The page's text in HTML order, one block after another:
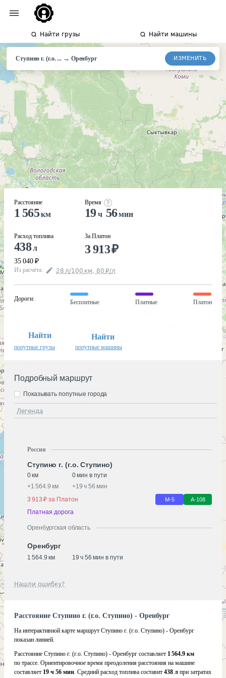
Найти грузы Найти машины
Ступино г. (г.о. ... → Оренбург ИЗМЕНИТЬ
Расстояние
1 565км
Расход топлива
438л
35 040 ₽
Время
19ч 56мин
За Платон
3 913₽
Из расчёта: 28 л/100 км, 80 ₽/л
Дороги:
Бесплатные Платные Платон
Найти
попутные грузы
Найти
попутные машины
Подробный маршрут
Легенда
Показывать попутные города
Россия
Ступино г. (г.о. Ступино)
0 км
0 мин в пути
+1 564.9 км +19 ч 56 мин
3 913 ₽ за Платон
М-5 А-108
Платная дорога
Оренбургская область
Оренбург
1 564.9 км 19 ч 56 мин в пути
Нашли ошибку?
Расстояние Ступино г. (г.о. Ступино) - Оренбург
На интерактивной карте маршрут Ступино г. (г.о. Ступино) - Оренбург
показан линией.
Расстояние Ступино г. (г.о. Ступино) - Оренбург составляет 1 564.9 км
по трассе. Ориентировочное время преодоления расстояния на машине
составляет 19 ч 56 мин. Средний расход топлива составит 438 л при затратах